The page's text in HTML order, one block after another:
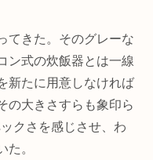
てきた。そのグレーな
ン式の炊飯器とは一線
新たに用意しなければ
の大きさすらも象印ら
クさを感じさせ、わ
た。